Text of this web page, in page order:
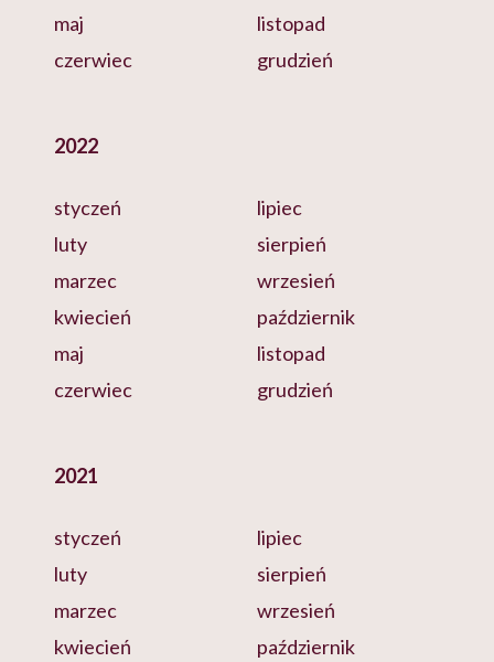
maj
czerwiec
listopad
grudzień
2022
styczeń
luty
marzec
kwiecień
maj
czerwiec
lipiec
sierpień
wrzesień
październik
listopad
grudzień
2021
styczeń
luty
marzec
kwiecień
lipiec
sierpień
wrzesień
październik